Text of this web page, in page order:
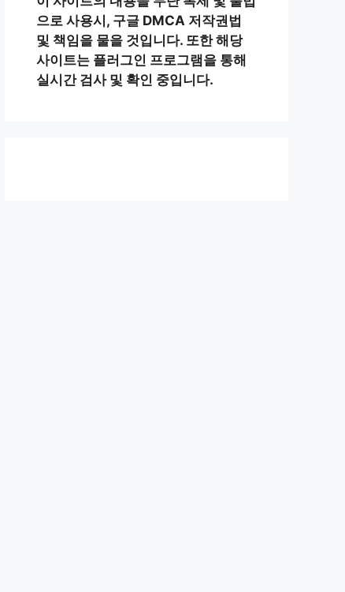
으로 사용시, 구글 DMCA 저작권법
및 책임을 물을 것입니다. 또한 해당
사이트는 플러그인 프로그램을 통해
실시간 검사 및 확인 중입니다.